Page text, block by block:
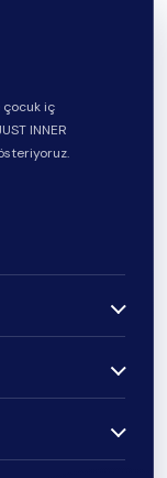
çocuk iç
INNER